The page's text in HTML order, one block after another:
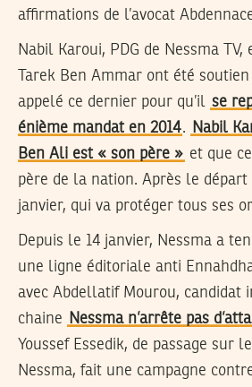
affirmations de l’avocat
Nabil Karoui, PDG de Nessma TV,
Tarek Ben Ammar ont été
appelé ce dernier pour qu’il se
énième mandat en 2014.
Nabil
Ben Ali est « son père » et que
père de la nation. Après le départ
janvier, qui va protéger tous ses
Depuis le 14 janvier, Nessma a
une ligne éditoriale anti
avec Abdellatif Mourou, candidat
chaine
Nessma n’arrête pas
Youssef Essedik, de passage sur
Nessma, fait une campagne